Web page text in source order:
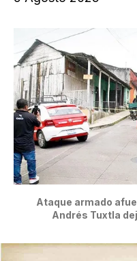
Ataque armado
Andrés Tuxtla